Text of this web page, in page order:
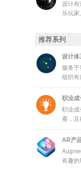
设计布
乐玩家
推荐系列
设计体
服务于
组织有
职业成
职业成
着，且
AR产
有趣的